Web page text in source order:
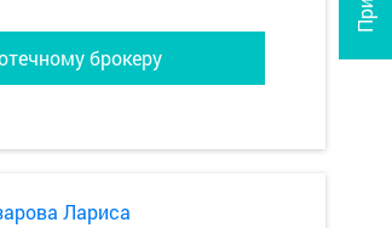
брокеру
Лариса